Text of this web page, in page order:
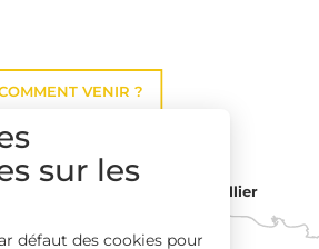
VENIR ?
Montpellier
sur les
défaut des cookies pour